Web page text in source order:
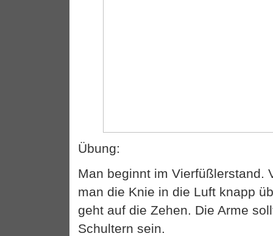
Übung:
Man beginnt im Vierfüßlerstand.
man die Knie in die Luft knapp
geht auf die Zehen. Die Arme
Schultern sein.